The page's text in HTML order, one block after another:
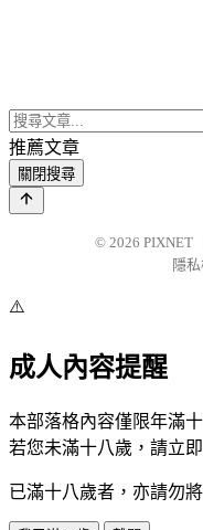
推薦文章
關閉搜尋
© 2026 PIXNET
隱
⚠️
成人內容提醒
本部落格內容僅限年滿
若您未滿十八歲，請立即
已滿十八歲者，亦請勿